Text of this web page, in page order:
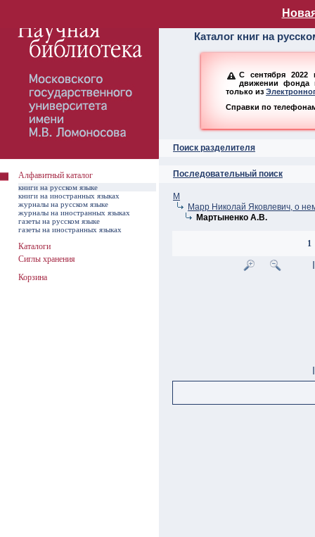
Алфавитный
Каталог книг на
С сентября 2022
движении фонда
только из
Справки по
Поиск разделителя
Последовательный поиск
М
Марр Николай Яковлевич, о
Мартыненко А.В.
1
Алфавитный каталог
книги на русском языке
книги на иностранных языках
журналы на русском языке
журналы на иностранных языках
газеты на русском языке
газеты на иностранных языках
Каталоги
Сиглы хранения
Корзина